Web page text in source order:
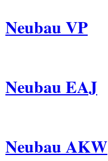
Neubau VP
Neubau EAJ
Neubau AKW